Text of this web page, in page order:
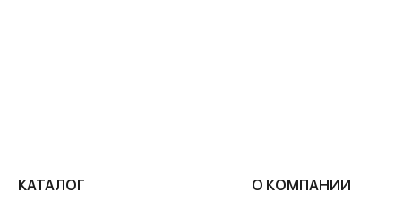
КАТАЛОГ О КОМПАНИИ